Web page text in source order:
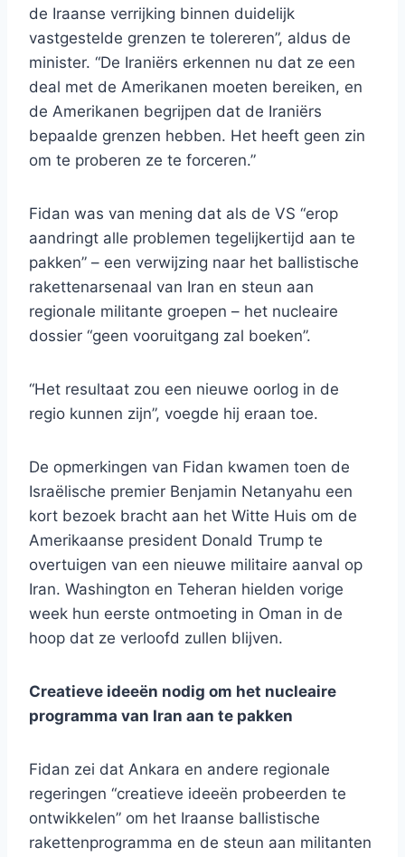
de Iraanse verrijking binnen duidelijk
vastgestelde grenzen te tolereren”, aldus de
minister. “De Iraniërs erkennen nu dat ze een
deal met de Amerikanen moeten bereiken, en
de Amerikanen begrijpen dat de Iraniërs
bepaalde grenzen hebben. Het heeft geen zin
om te proberen ze te forceren.”
Fidan was van mening dat als de VS “erop
aandringt alle problemen tegelijkertijd aan te
pakken” – een verwijzing naar het ballistische
rakettenarsenaal van Iran en steun aan
regionale militante groepen – het nucleaire
dossier “geen vooruitgang zal boeken”.
“Het resultaat zou een nieuwe oorlog in de
regio kunnen zijn”, voegde hij eraan toe.
De opmerkingen van Fidan kwamen toen de
Israëlische premier Benjamin Netanyahu een
kort bezoek bracht aan het Witte Huis om de
Amerikaanse president Donald Trump te
overtuigen van een nieuwe militaire aanval op
Iran. Washington en Teheran hielden vorige
week hun eerste ontmoeting in Oman in de
hoop dat ze verloofd zullen blijven.
Creatieve ideeën nodig om het nucleaire
programma van Iran aan te pakken
Fidan zei dat Ankara en andere regionale
regeringen “creatieve ideeën probeerden te
ontwikkelen” om het Iraanse ballistische
rakettenprogramma en de steun aan militanten